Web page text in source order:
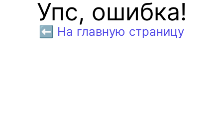
Упс, ошибка!
⬅️ На главную страницу